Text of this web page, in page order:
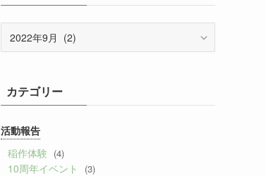
カ
イ
ブ
カテゴリー
活動報告
稲作体験 (4)
10周年イベント (3)